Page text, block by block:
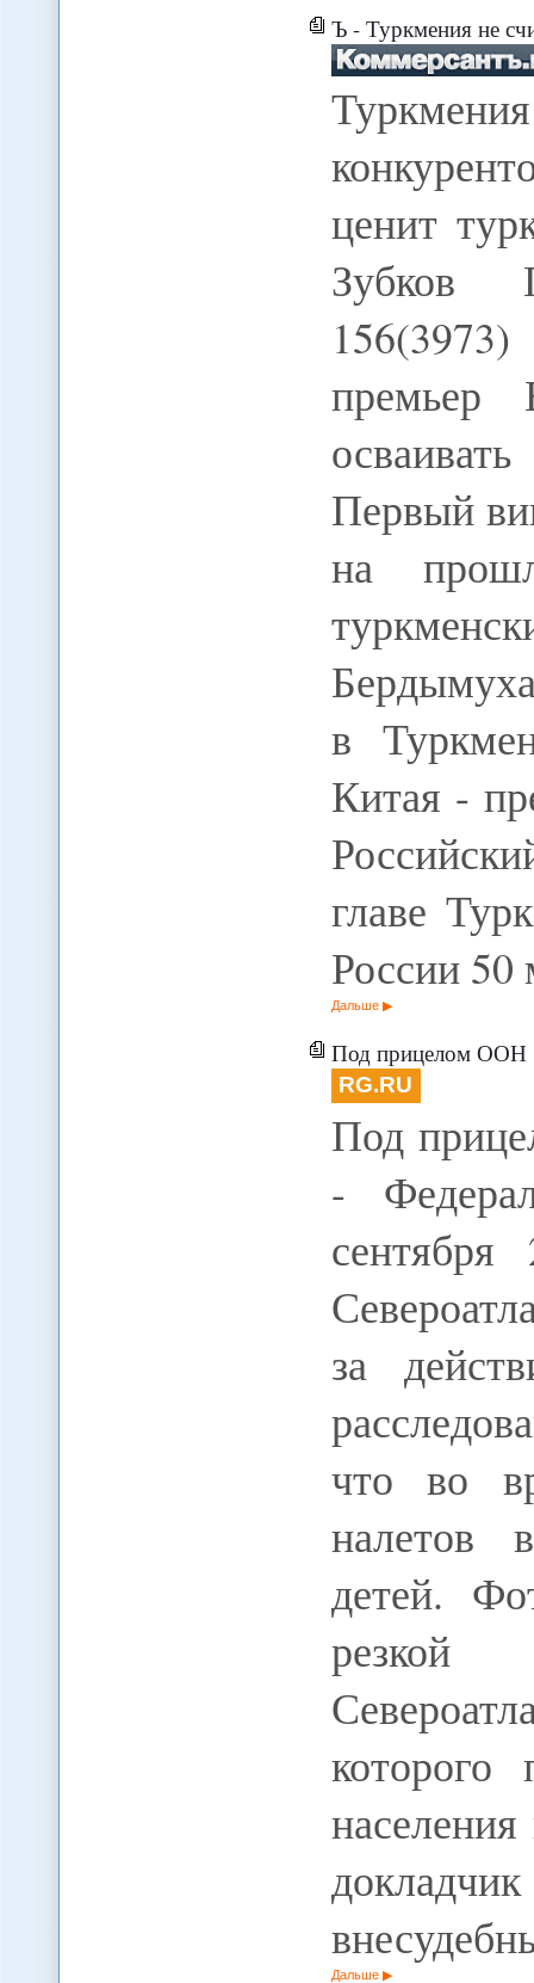
Ъ - Туркмения не
ценит
Зубков
премьер
Первый
на
в
Китая -
главе
России
Дальше
Под прицелом ООН
RG.RU
Под
-
за
что во
налетов
детей.
Дальше